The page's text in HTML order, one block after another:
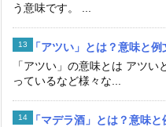
う意味です。 ...
「アツい」とは？意味と
「アツい」の意味とは アツ
っているなど様々な...
「マデラ酒」とは？意味